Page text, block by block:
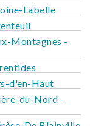
Labelle
Montagnes -
d'en-Haut
du-Nord -